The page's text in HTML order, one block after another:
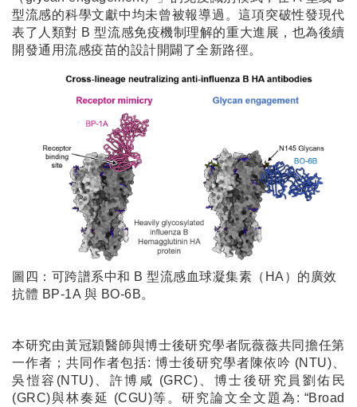
型流感的科學文獻中均未曾被報導過。這項突破性發現代
表了人類對 B 型流感免疫機制理解的重大進展，也為後續
開發通用流感疫苗的設計開闢了全新路徑。
圖四：可跨譜系中和 B 型流感血球凝集素（HA）的廣效
抗體 BP-1A 與 BO-6B。
本研究由黃冠穎醫師與博士後研究學者阮薇薇共同擔任第
一作者；共同作者包括: 博士後研究學者陳依吟 (NTU)、
吳愷容(NTU)、許博咸 (GRC)、博士後研究員劉佑民
(GRC)與林奏延 (CGU)等。研究論文全文題為: “Broad